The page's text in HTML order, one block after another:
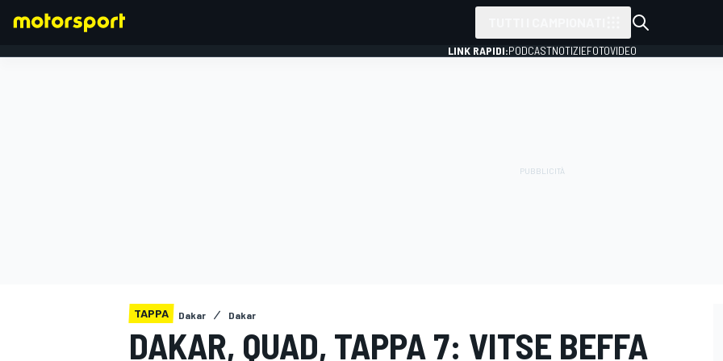
LINK RAPIDI:PODCASTNOTIZIEFOTOVIDEO
TAPPA Dakar Dakar
DAKAR, QUAD, TAPPA 7: VITSE BEFFA